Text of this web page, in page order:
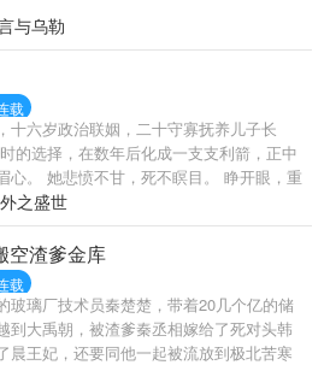
，给他塞了个小妻子。 大婚当晚，他奇迹
见她香娇玉嫩，温顺得像只小绵羊。 成炀
派来监视我的，迟早得死。 后来某一天，
笑开，舒展、纯粹，明媚浑然天成。 成
：就，真挺好看的。 再后来，卿令仪当
，泪水盈盈，梨花带雨。 成炀：艹，更好
还舍得杀。 · 事实上，卿令仪嫁进来，只
成炀过去的救命恩情。 眼见母亲病愈，嫂
家事事顺遂。 她准备离开，去做她不得不
胧，“放、放了我叭。” 成炀轻轻摩挲着她
音低沉沙哑，“哭得好，我就考虑考虑。”
与乌勒
载
十六岁政治联姻，二十守寡抚养儿子长
的选择，在数年后化成一支支利箭，正中
心。 她悲愤不甘，死不瞑目。 睁开眼，重
毅然踏上和前世截然不同的路。一步一
坚定地向前，直至权力之巅！ 这一世，命
她自己手中。 她要这天下，安静倾听她的
之盛世
空渣爹金库
载
玻璃厂技术员秦楚楚，带着20几个亿的储
到大禹朝，被渣爹秦丞相嫁给了死对头韩
晨王妃，还要同他一起被流放到极北苦寒